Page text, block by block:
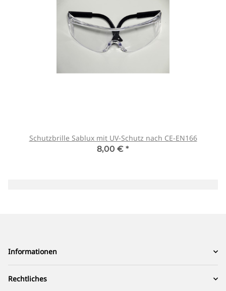
Schutzbrille Sablux mit UV-Schutz nach CE-EN166
8,00 € *
Informationen
Rechtliches